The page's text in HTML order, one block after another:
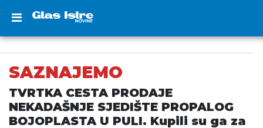
SAZNAJEMO
TVRTKA CESTA PRODAJE
NEKADAŠNJE SJEDIŠTE PROPALOG
BOJOPLASTA U PULI. Kupili su ga za